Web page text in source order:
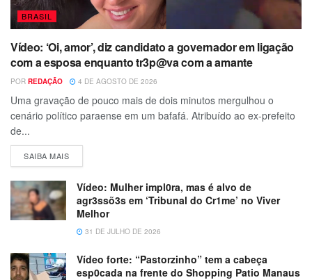
BRASIL
Vídeo: ‘Oi, amor’, diz candidato a governador em ligação
com a esposa enquanto tr3p@va com a amante
POR REDAÇÃO 4 DE AGOSTO DE 2026
Uma gravação de pouco mais de dois minutos mergulhou o
cenário político paraense em um bafafá. Atribuído ao ex-prefeito
de...
SAIBA MAIS
Vídeo: Mulher impl0ra, mas é alvo de
agr3ssõ3s em ‘Tribunal do Cr1me’ no Viver
Melhor
31 DE JULHO DE 2026
Vídeo forte: “Pastorzinho” tem a cabeça
esp0cada na frente do Shopping Patio Manaus